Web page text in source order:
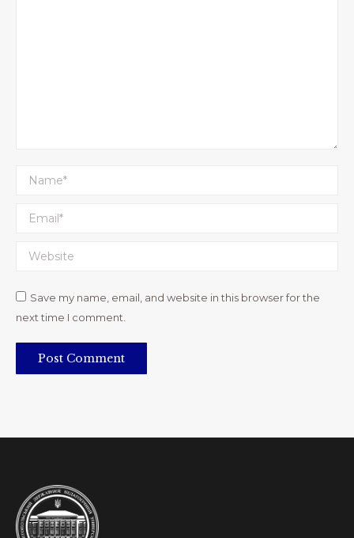
Name *
Email *
Website
Save my name, email, and website in this browser for the
next time I comment.
Post Comment